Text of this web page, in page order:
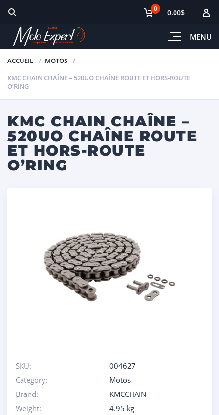
MENU
0 0.00$
ACCUEIL
MOTOS
KMC CHAIN CHAÎNE – 520UO CHAÎNE ROUTE ET HORS-ROUTE
O’RING
KMC CHAIN CHAÎNE –
520UO CHAÎNE ROUTE
ET HORS-ROUTE
O’RING
SKU:
004627
Category:
Motos
Brand:
KMCCHAIN
Weight:
4.95 kg